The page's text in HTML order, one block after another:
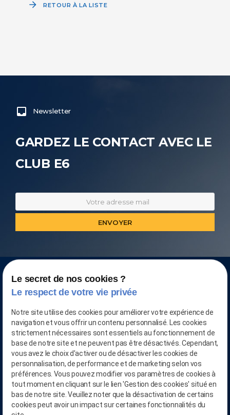
RETOUR À LA LISTE
Newsletter
GARDEZ LE CONTACT AVEC LE
CLUB E6
CONTACTEZ-NOUS AU
03.28.04.05.90
Le secret de nos cookies ?
Le respect de votre vie privée
Notre site utilise des cookies pour améliorer votre expérience de
navigation et vous offrir un contenu personnalisé. Les cookies
strictement nécessaires sont essentiels au fonctionnement de
base de notre site et ne peuvent pas être désactivés. Cependant,
vous avez le choix d'activer ou de désactiver les cookies de
personnalisation, de performance et de marketing selon vos
préférences. Vous pouvez modifier vos paramètres de cookies à
tout moment en cliquant sur le lien 'Gestion des cookies' situé en
bas de notre site. Veuillez noter que la désactivation de certains
cookies peut avoir un impact sur certaines fonctionnalités du